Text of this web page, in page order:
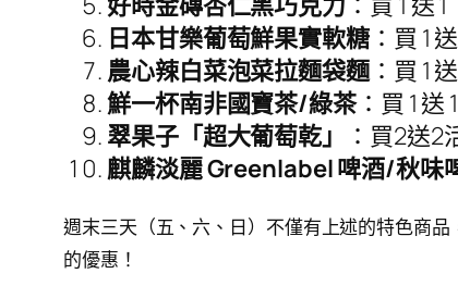
日本甘樂葡萄鮮果實軟糖：買 1 送
農心辣白菜泡菜拉麵袋麵：買 1 送
鮮一杯南非國寶茶/綠茶：買 1 送
翠果子「超大葡萄乾」
：買2送2
麒麟淡麗 Greenlabel 啤酒/秋味
週末三天（五、六、日）不僅有上述的特色商
的優惠！